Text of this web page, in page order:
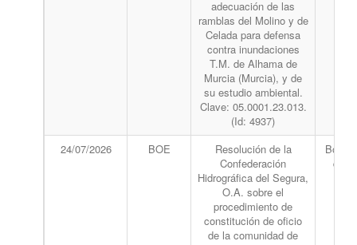
adecuación de las
ramblas del Molino y de
Celada para defensa
contra inundaciones
T.M. de Alhama de
Murcia (Murcia), y de
su estudio ambiental.
Clave: 05.0001.23.013.
(Id: 4937)
24/07/2026
BOE
Resolución de la
Confederación
Hidrográfica del Segura,
O.A. sobre el
procedimiento de
constitución de oficio
de la comunidad de
del